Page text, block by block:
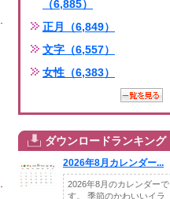
（6,885）
正月（6,849）
文字（6,557）
女性（6,383）
ダウンロードランキング
2026年8月カレンダー...
2026年8月のカレンダーで
す。 季節のかわいいイラ